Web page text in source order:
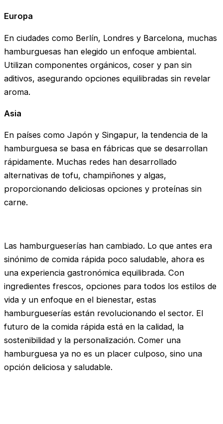
Europa
En ciudades como Berlín, Londres y Barcelona, ​​muchas
hamburguesas han elegido un enfoque ambiental.
Utilizan componentes orgánicos, coser y pan sin
aditivos, asegurando opciones equilibradas sin revelar
aroma.
Asia
En países como Japón y Singapur, la tendencia de la
hamburguesa se basa en fábricas que se desarrollan
rápidamente. Muchas redes han desarrollado
alternativas de tofu, champiñones y algas,
proporcionando deliciosas opciones y proteínas sin
carne.
Las hamburgueserías han cambiado. Lo que antes era
sinónimo de comida rápida poco saludable, ahora es
una experiencia gastronómica equilibrada. Con
ingredientes frescos, opciones para todos los estilos de
vida y un enfoque en el bienestar, estas
hamburgueserías están revolucionando el sector. El
futuro de la comida rápida está en la calidad, la
sostenibilidad y la personalización. Comer una
hamburguesa ya no es un placer culposo, sino una
opción deliciosa y saludable.